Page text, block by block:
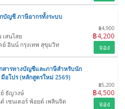
บัญชี ภาษีอากรทั้งระบบ
฿4,900
฿4,200
เสนไสย
ย์ อินน์ กรุงเทพ สุขุมวิท
จอง
สารทางบัญชีและภาษีสำหรับนัก
อโปร (หลักสูตรใหม่ 2569)
฿5,200
฿4,500
ธัญวงษ์
เซนเตอร์ พ้อยต์ เพลินจิต
จอง